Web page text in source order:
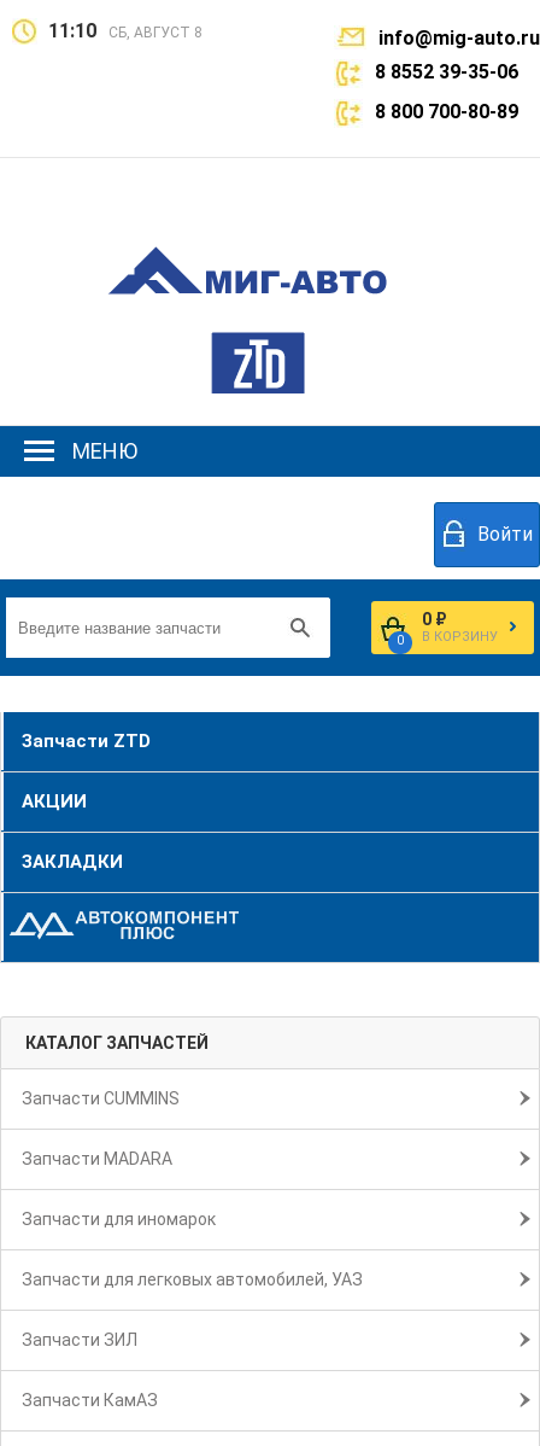
11:10 СБ, АВГУСТ 8
info@mig-auto.ru
8 8552 39-35-06
8 800 700-80-89
МЕНЮ
Войти
0
0 ₽
В КОРЗИНУ
Запчасти ZTD
АКЦИИ
ЗАКЛАДКИ
КАТАЛОГ ЗАПЧАСТЕЙ
Запчасти CUMMINS
Запчасти MADARA
Запчасти для иномарок
Запчасти для легковых автомобилей, УАЗ
Запчасти ЗИЛ
Запчасти КамАЗ